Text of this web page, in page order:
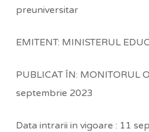
preuniversitar
EMITENT: MINISTERUL
PUBLICAT ÎN: MONITORUL
septembrie 2023
Data intrarii in vigoare : 11